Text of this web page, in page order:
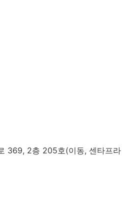
369, 2층 205호(이동, 센타프라